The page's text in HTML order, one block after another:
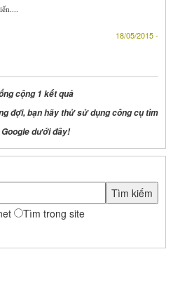
18/05/2015 -
cộng 1 kết quả
đợi, bạn hãy thử sử dụng công cụ tìm
dưới đây!
Tìm trong site